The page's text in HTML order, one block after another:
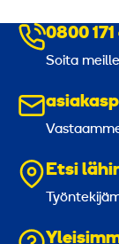
0800 171
Soita
Etsi